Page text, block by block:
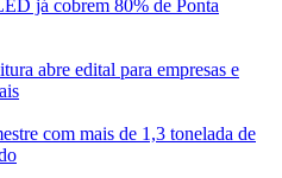
já cobrem 80% de Ponta
abre edital para empresas e
com mais de 1,3 tonelada de